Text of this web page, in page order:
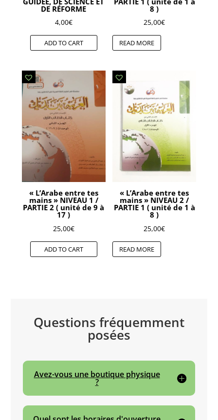
DE RÉFORME
4,00€
ADD TO CART
8 )
25,00€
READ MORE
« L’Arabe entre tes
mains » NIVEAU 1 /
PARTIE 2 ( unité de 9 à
17 )
25,00€
ADD TO CART
« L’Arabe entre tes
mains » NIVEAU 2 /
PARTIE 1 ( unité de 1 à
8 )
25,00€
READ MORE
Questions fréquemment
posées
Avez-vous une boutique physique
?